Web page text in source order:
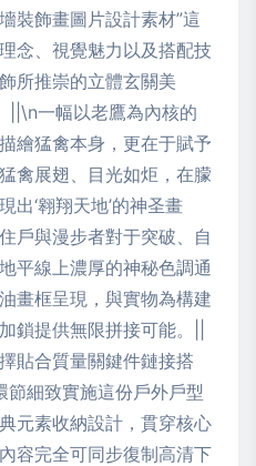
裝飾畫圖片設計素材”這
念、視覺魅力以及搭配技
所推崇的立體玄關美
||\n一幅以老鷹為內核的
繪猛禽本身，更在于賦予
禽展翅、目光如炬，在朦
出‘翱翔天地’的神圣畫
戶與漫步者對于突破、自
平線上濃厚的神秘色調通
畫框呈現，與實物為構建
鎖提供無限拼接可能。||
貼合質量關鍵件鏈接搭
細致實施這份戶外戶型
元素收納設計，貫穿核心
容完全可同步復制高清下